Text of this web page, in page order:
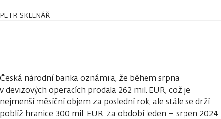
PETR SKLENÁŘ
Česká národní banka oznámila, že během srpna
v devizových operacích prodala 262 mil. EUR, což je
nejmenší měsíční objem za poslední rok, ale stále se drží
poblíž hranice 300 mil. EUR. Za období leden – srpen 2024